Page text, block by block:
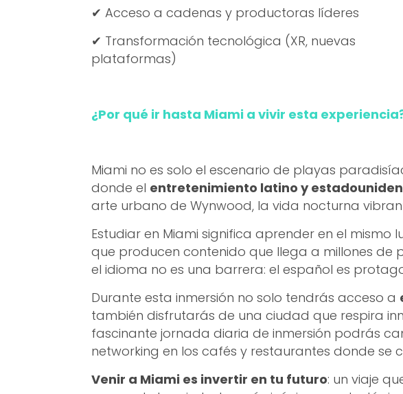
✔ Acceso a cadenas y productoras líderes
✔ Transformación tecnológica (XR, nuevas
plataformas)
¿Por qué ir hasta Miami a vivir esta
Miami no es solo el escenario de playas
donde el entretenimiento latino y
arte urbano de Wynwood, la vida nocturna
Estudiar en Miami significa aprender en el mismo
que producen contenido que llega a millones de
el idioma no es una barrera: el español es
Durante esta inmersión no solo tendrás acceso a
también disfrutarás de una ciudad que respira
fascinante jornada diaria de inmersión podrás
networking en los cafés y restaurantes donde
Venir a Miami es invertir en tu futuro: un viaje